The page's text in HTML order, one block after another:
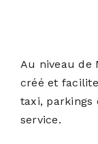
Au niveau de
créé et
taxi, parkings
service.